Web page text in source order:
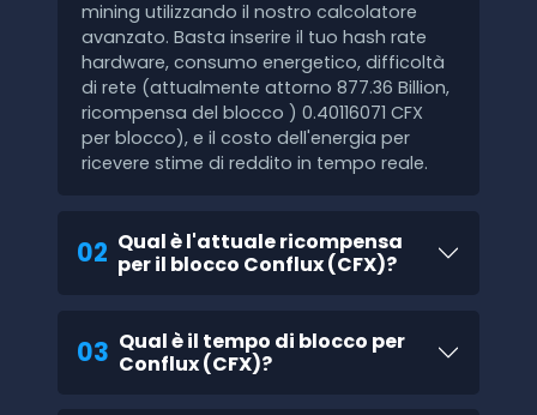
mining utilizzando il nostro calcolatore
avanzato. Basta inserire il tuo hash rate
hardware, consumo energetico, difficoltà
di rete (attualmente attorno 877.36 Billion,
ricompensa del blocco ) 0.40116071 CFX
per blocco), e il costo dell'energia per
ricevere stime di reddito in tempo reale.
02 Qual è l'attuale ricompensa
per il blocco Conflux (CFX)?
03 Qual è il tempo di blocco per
Conflux (CFX)?